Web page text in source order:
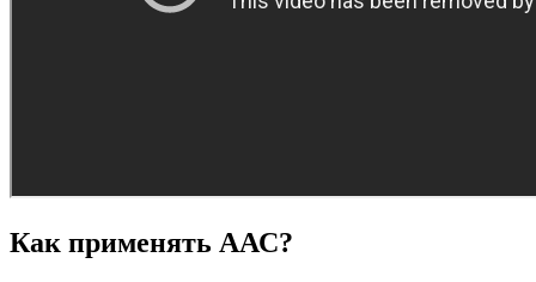
Как применять ААС?